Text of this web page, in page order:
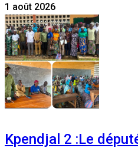
1 août 2026
Kpendjal 2 :Le